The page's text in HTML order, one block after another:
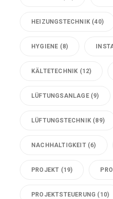
HEIZUNGSTECHNIK (40)
HYGIENE (8)
KÄLTETECHNIK (12)
LÜFTUNGSANLAGE(9)
LÜFTUNGSTECHNIK (89)
NACHHALTIGKEIT(6)
PROJEKT (19)
PROJEKTSTEUERUNG (10)